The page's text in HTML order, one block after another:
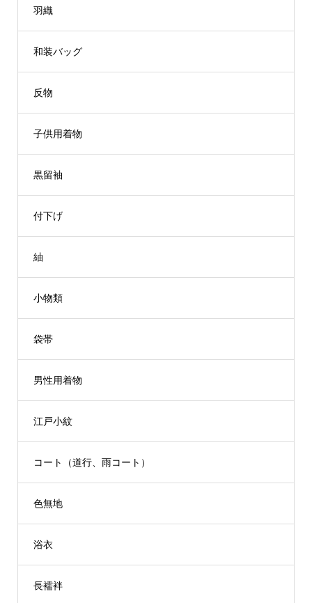
羽織
和装バッグ
反物
子供用着物
黒留袖
付下げ
紬
小物類
袋帯
男性用着物
江戸小紋
コート（道行、雨コート）
色無地
浴衣
長襦袢